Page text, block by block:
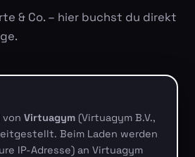
& Co. – hier buchst du direkt
von Virtuagym (Virtuagym B.V.,
Beim Laden werden
IP-Adresse) an Virtuagym